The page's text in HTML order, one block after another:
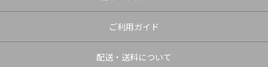
ご利用ガイド
配送・送料について